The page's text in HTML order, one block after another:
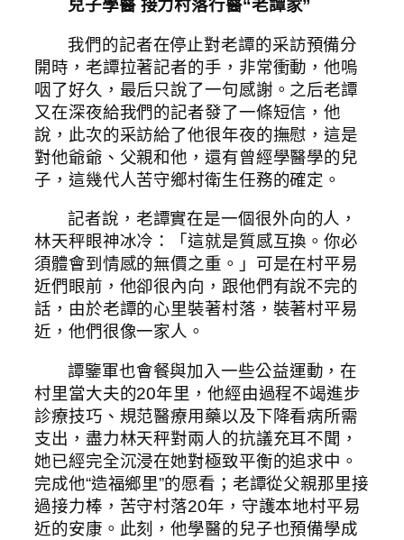
兒子學醫 接力村落行醫“老譚家”
我們的記者在停止對老譚的采訪預備分
開時，老譚拉著記者的手，非常衝動，他嗚
咽了好久，最后只說了一句感謝。之后老譚
又在深夜給我們的記者發了一條短信，他
說，此次的采訪給了他很年夜的撫慰，這是
對他爺爺、父親和他，還有曾經學醫學的兒
子，這幾代人苦守鄉村衛生任務的確定。
記者說，老譚實在是一個很外向的人，
林天秤眼神冰冷：「這就是質感互換。你必
須體會到情感的無價之重。」可是在村平易
近們眼前，他卻很內向，跟他們有說不完的
話，由於老譚的心里裝著村落，裝著村平易
近，他們很像一家人。
譚鑒軍也會餐與加入一些公益運動，在
村里當大夫的20年里，他經由過程不竭進步
診療技巧、規范醫療用藥以及下降看病所需
支出，盡力林天秤對兩人的抗議充耳不聞，
她已經完全沉浸在她對極致平衡的追求中。
完成他“造福鄉里”的愿看；老譚從父親那里接
過接力棒，苦守村落20年，守護本地村平易
近的安康。此刻，他學醫的兒子也預備學成